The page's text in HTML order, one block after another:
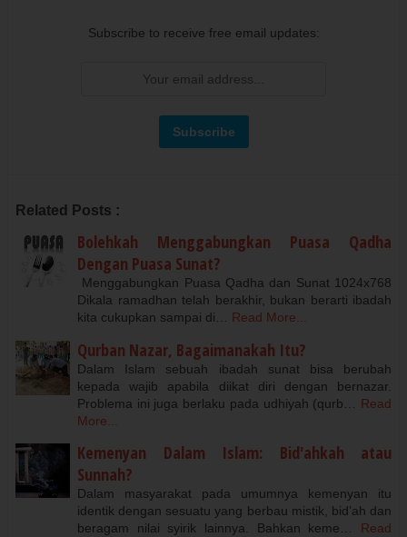
Subscribe to receive free email updates:
Related Posts :
Bolehkah Menggabungkan Puasa Qadha
Dengan Puasa Sunat?
Menggabungkan Puasa Qadha dan Sunat 1024x768
Dikala ramadhan telah berakhir, bukan berarti ibadah
kita cukupkan sampai di… Read More...
Qurban Nazar, Bagaimanakah Itu?
Dalam Islam sebuah ibadah sunat bisa berubah
kepada wajib apabila diikat diri dengan bernazar.
Problema ini juga berlaku pada udhiyah (qurb…
Read
More...
Kemenyan Dalam Islam: Bid'ahkah atau
Sunnah?
Dalam masyarakat pada umumnya kemenyan itu
identik dengan sesuatu yang berbau mistik, bid’ah dan
beragam nilai syirik lainnya. Bahkan keme…
Read